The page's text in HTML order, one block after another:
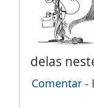
delas
Comentar -